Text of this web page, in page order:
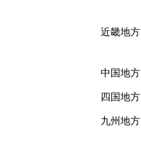
近畿地方
中国地方
四国地方
九州地方